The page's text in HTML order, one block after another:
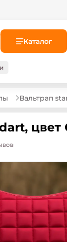
Каталог
Вальтрап
цвет